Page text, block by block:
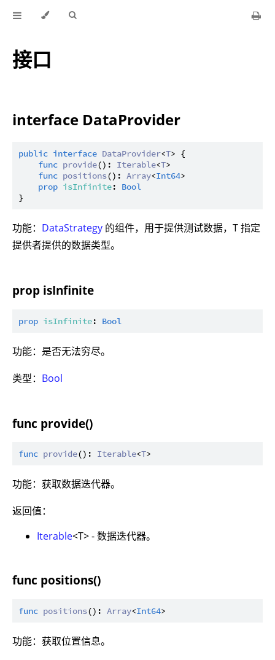
接口
interface DataProvider
public interface DataProvider<T> {
func provide(): Iterable<T>
func positions(): Array<Int64>
prop isInfinite: Bool
功能： DataStrategy 的组件，用于提供测试数据，T 指定
提供者提供的数据类型。
prop isInfinite
prop isInfinite: Bool
功能：是否无法穷尽。
类型： Bool
func provide()
func provide(): Iterable<T
功能：获取数据迭代器。
返回值：
Iterable<T> - 数据迭代器。
func positions()
func positions(): Array<Int64
功能：获取位置信息。